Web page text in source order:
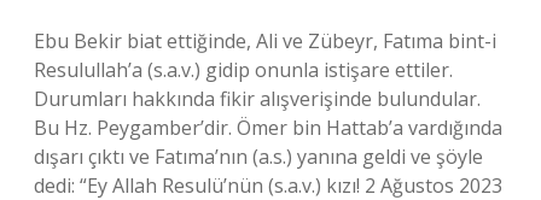
Ebu Bekir biat ettiğinde, Ali ve Zübeyr, Fatıma bint-i
Resulullah’a (s.a.v.) gidip onunla istişare ettiler.
Durumları hakkında fikir alışverişinde bulundular.
Bu Hz. Peygamber’dir. Ömer bin Hattab’a vardığında
dışarı çıktı ve Fatıma’nın (a.s.) yanına geldi ve şöyle
dedi: “Ey Allah Resulü’nün (s.a.v.) kızı! 2 Ağustos 2023